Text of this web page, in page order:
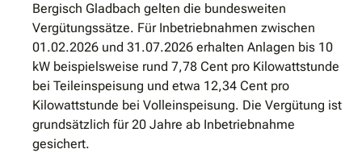
Bergisch Gladbach gelten die bundesweiten
Vergütungssätze. Für Inbetriebnahmen zwischen
01.02.2026 und 31.07.2026 erhalten Anlagen bis 10
kW beispielsweise rund 7,78 Cent pro Kilowattstunde
bei Teileinspeisung und etwa 12,34 Cent pro
Kilowattstunde bei Volleinspeisung. Die Vergütung ist
grundsätzlich für 20 Jahre ab Inbetriebnahme
gesichert.